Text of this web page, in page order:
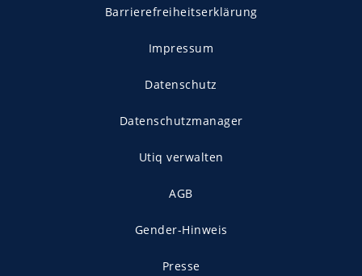
Barrierefreiheitserklärung
Impressum
Datenschutz
Datenschutzmanager
Utiq verwalten
AGB
Gender-Hinweis
Presse